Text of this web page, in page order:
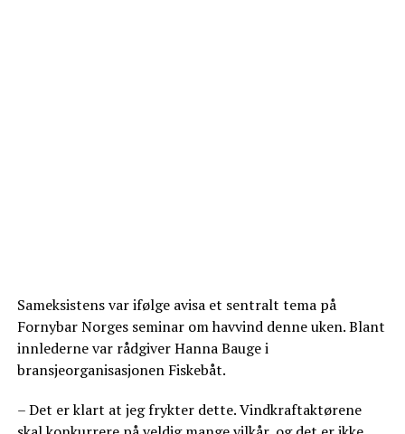
Sameksistens var ifølge avisa et sentralt tema på
Fornybar Norges seminar om havvind denne uken. Blant
innlederne var rådgiver Hanna Bauge i
bransjeorganisasjonen Fiskebåt.
– Det er klart at jeg frykter dette. Vindkraftaktørene